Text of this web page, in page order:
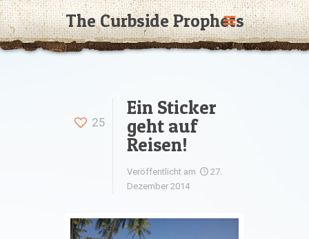
The Curbside Prophets
25
Ein Sticker
geht auf
Reisen!
Veröffentlicht am
27.
Dezember 2014